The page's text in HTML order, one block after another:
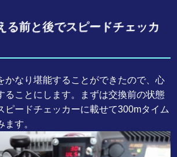
る前と後でスピードチェッカ
かなり堪能することができたので、心
ることにします。まずは交換前の状態
ピードチェッカーに載せて300mタイム
す。